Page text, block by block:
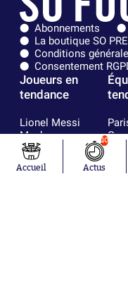
Abonnements
La boutique SO
Conditions
Consentement
Joueurs en
tendance
Lionel Messi
Maghnes
Akliouche
Mohamed
Salah
Accueil
10
Actus